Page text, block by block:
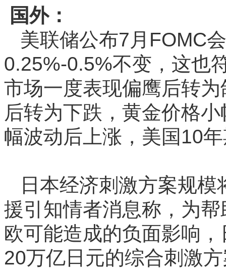
国外：
美联储公布7月FOMC
0.25%-0.5%不变，这也
市场一度表现偏鹰后转
后转为下跌，黄金价格
幅波动后上涨，美国10
日本经济刺激方案规
援引知情者消息称，为
欧可能造成的负面影响
20万亿日元的综合刺激